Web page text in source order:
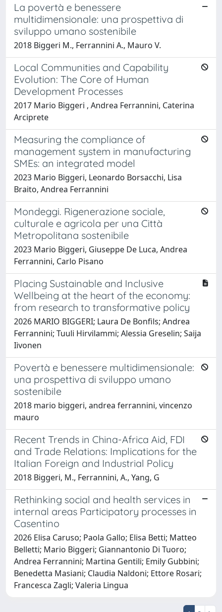
La povertà e benessere
multidimensionale: una prospettiva di
sviluppo umano sostenibile
2018 Biggeri M., Ferrannini A., Mauro V.
Local Communities and Capability
Evolution: The Core of Human
Development Processes
2017 Mario Biggeri , Andrea Ferrannini, Caterina
Arciprete
Measuring the compliance of
management system in manufacturing
SMEs: an integrated model
2023 Mario Biggeri, Leonardo Borsacchi, Lisa
Braito, Andrea Ferrannini
Mondeggi. Rigenerazione sociale,
culturale e agricola per una Città
Metropolitana sostenibile
2023 Mario Biggeri, Giuseppe De Luca, Andrea
Ferrannini, Carlo Pisano
Placing Sustainable and Inclusive
Wellbeing at the heart of the economy:
from research to transformative policy
2026 MARIO BIGGERI; Laura De Bonfils; Andrea
Ferrannini; Tuuli Hirvilammi; Alessia Greselin; Saija
Iivonen
Povertà e benessere multidimensionale:
una prospettiva di sviluppo umano
sostenibile
2018 mario biggeri, andrea ferrannini, vincenzo
mauro
Recent Trends in China-Africa Aid, FDI
and Trade Relations: Implications for the
Italian Foreign and Industrial Policy
2018 Biggeri, M., Ferrannini, A., Yang, G
Rethinking social and health services in
internal areas Participatory processes in
Casentino
2026 Elisa Caruso; Paola Gallo; Elisa Betti; Matteo
Belletti; Mario Biggeri; Giannantonio Di Tuoro;
Andrea Ferrannini; Martina Gentili; Emily Gubbini;
Benedetta Masiani; Claudia Naldoni; Ettore Rosari;
Francesca Zagli; Valeria Lingua